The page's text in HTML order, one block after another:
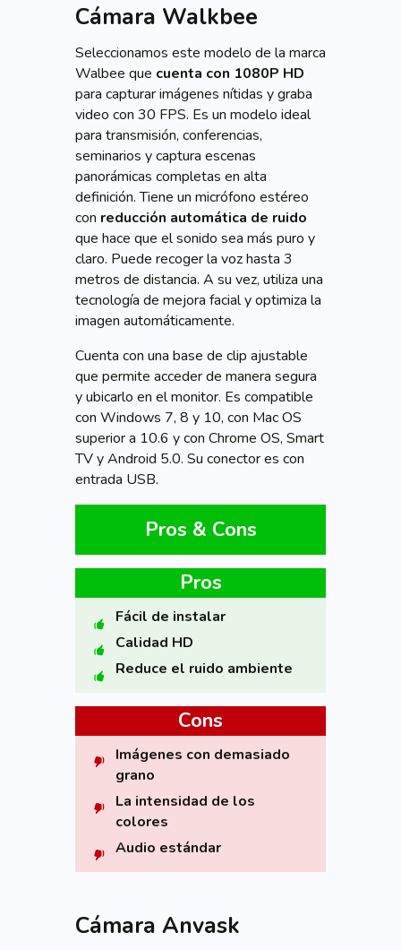
Cámara Walkbee
Seleccionamos este modelo de la marca
Walbee que cuenta con 1080P HD
para capturar imágenes nítidas y graba
video con 30 FPS. Es un modelo ideal
para transmisión, conferencias,
seminarios y captura escenas
panorámicas completas en alta
definición. Tiene un micrófono estéreo
con reducción automática de ruido
que hace que el sonido sea más puro y
claro. Puede recoger la voz hasta 3
metros de distancia. A su vez, utiliza una
tecnología de mejora facial y optimiza la
imagen automáticamente.
Cuenta con una base de clip ajustable
que permite acceder de manera segura
y ubicarlo en el monitor. Es compatible
con Windows 7, 8 y 10, con Mac OS
superior a 10.6 y con Chrome OS, Smart
TV y Android 5.0. Su conector es con
entrada USB.
Pros & Cons
Pros
Fácil de instalar
Calidad HD
Reduce el ruido ambiente
Cons
Imágenes con demasiado
grano
La intensidad de los
colores
Audio estándar
Cámara Anvask